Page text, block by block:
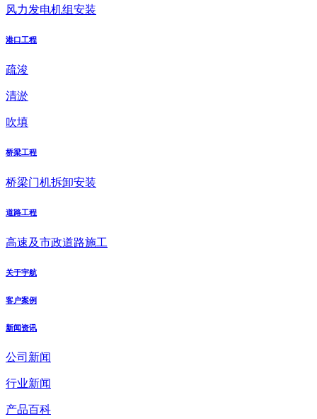
风力发电机组安装
港口工程
疏浚
清淤
吹填
桥梁工程
桥梁门机拆卸安装
道路工程
高速及市政道路施工
关于宇航
客户案例
新闻资讯
公司新闻
行业新闻
产品百科